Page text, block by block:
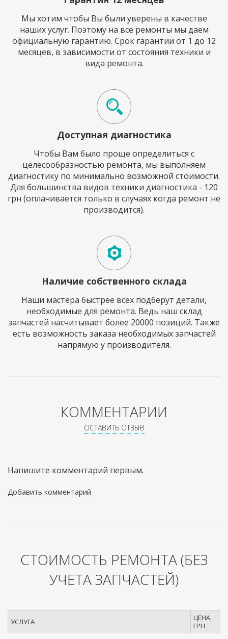
Мы хотим чтобы Вы были уверены в качестве
наших услуг. Поэтому на все ремонты мы даем
официальную гарантию. Срок гарантии от 1 до 12
месяцев, в зависимости от состояния техники и
вида ремонта.
Доступная диагностика
Чтобы Вам было проще определиться с
целесообразностью ремонта, мы выполняем
диагностику по минимально возможной стоимости.
Для большинства видов техники диагностика - 120
грн (оплачивается только в случаях когда ремонт не
производится).
Наличие собственного склада
Наши мастера быстрее всех подберут детали,
необходимые для ремонта. Ведь наш склад
запчастей насчитывает более 20000 позиций. Также
есть возможность заказа необходимых запчастей
напрямую у производителя.
КОММЕНТАРИИ
ОСТАВИТЬ ОТЗЫВ
Напишите комментарий первым.
Добавить комментарий
СТОИМОСТЬ РЕМОНТА(БЕЗ
УЧЕТА ЗАПЧАСТЕЙ)
УСЛУГА
ЦЕНА,
ГРН